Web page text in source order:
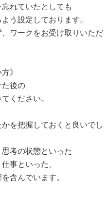
れていたとしても
う設定しております。
ワークをお受け取りいただ
》
た後の
ください。
を把握しておくと良いでし
考の状態といった
事といった、
含んでいます。